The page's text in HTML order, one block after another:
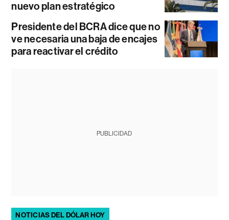
nuevo plan estratégico
Presidente del BCRA dice que no
ve necesaria una baja de encajes
para reactivar el crédito
PUBLICIDAD
NOTICIAS DEL DÓLAR HOY